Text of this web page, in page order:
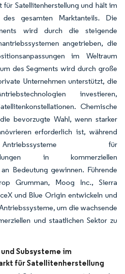
Satellitenherstellung und hält im
gesamten Marktanteils. Die
wird durch die steigende
angetrieben, die
im Weltraum
des Segments wird durch große
Unternehmen unterstützt, die
investieren,
Chemische
bevorzugte Wahl, wenn starker
erforderlich ist, während
für
in kommerziellen
Bedeutung gewinnen. Führende
Grumman, Moog Inc., Sierra
und Blue Origin entwickeln und
um die wachsende
und staatlichen Sektor zu
Subsysteme im
für Satellitenherstellung